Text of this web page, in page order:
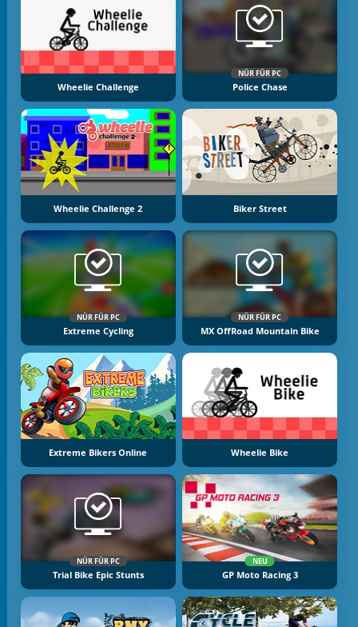
Wheelie Challenge
NÜR FÜR PC
Police Chase
Wheelie Challenge 2 Biker Street
NÜR FÜR PC
Extreme Cycling
NÜR FÜR PC
MX OffRoad Mountain Bike
Extreme Bikers Online Wheelie Bike
NÜR FÜR PC
Trial Bike Epic Stunts
NEU
GP Moto Racing 3